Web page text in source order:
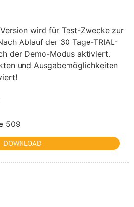
Version wird für Test-Zwecke zur
Ablauf der 30 Tage-TRIAL-
der Demo-Modus aktiviert.
und Ausgabemöglichkeiten
509
DOWNLOAD